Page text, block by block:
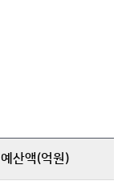
예산액(억원)